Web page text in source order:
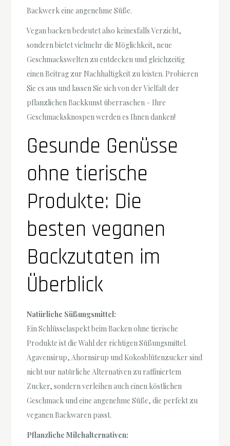
Backwerk eine angenehme Süße.
Vegan backen bedeutet also keinesfalls Verzicht,
sondern bietet vielmehr die Möglichkeit, neue
Geschmackswelten zu entdecken und gleichzeitig
einen Beitrag zur Nachhaltigkeit zu leisten. Probieren
Sie es aus und lassen Sie sich von der Vielfalt der
pflanzlichen Backkunst überraschen – Ihre
Geschmacksknospen werden es Ihnen danken!
Gesunde Genüsse
ohne tierische
Produkte: Die
besten veganen
Backzutaten im
Überblick
Natürliche Süßungsmittel:
Ein Schlüsselaspekt beim Backen ohne tierische
Produkte ist die Wahl der richtigen Süßungsmittel.
Agavensirup, Ahornsirup und Kokosblütenzucker sind
nicht nur natürliche Alternativen zu raffiniertem
Zucker, sondern verleihen auch einen köstlichen
Geschmack und eine angenehme Süße, die perfekt zu
veganen Backwaren passt.
Pflanzliche Milchalternativen: